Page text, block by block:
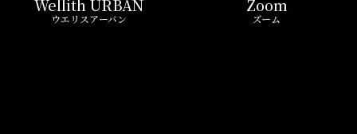
LIVIO MAISON Belle Face